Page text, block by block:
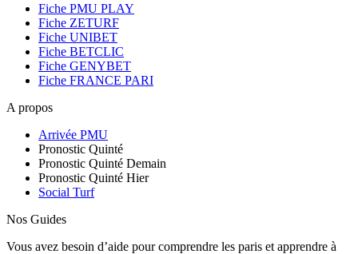
Fiche PMU PLAY
Fiche ZETURF
Fiche UNIBET
Fiche BETCLIC
Fiche GENYBET
Fiche FRANCE PARI
A propos
Arrivée PMU
Pronostic Quinté
Pronostic Quinté Demain
Pronostic Quinté Hier
Social Turf
Nos Guides
Vous avez besoin d’aide pour comprendre les paris et apprendre à